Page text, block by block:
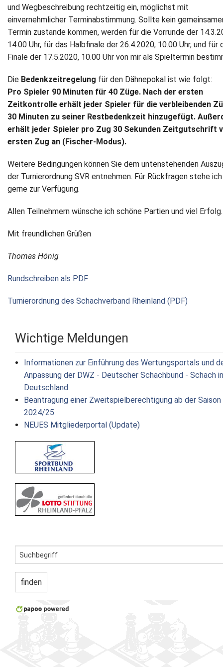
und Wegbeschreibung rechtzeitig ein, möglichst mit
einvernehmlicher Terminabstimmung. Sollte kein
Termin zustande kommen, werden für die Vorrunde der
14.00 Uhr, für das Halbfinale der 26.4.2020, 10.00 Uhr, und für
Finale der 17.5.2020, 10.00 Uhr von mir als Spieltermin
Die Bedenkzeitregelung für den Dähnepokal ist wie folgt:
Pro Spieler 90 Minuten für 40 Züge. Nach der ersten
Zeitkontrolle erhält jeder Spieler für die verbleibenden
30 Minuten zu seiner Restbedenkzeit hinzugefügt.
erhält jeder Spieler pro Zug 30 Sekunden Zeitgutschrift
ersten Zug an (Fischer-Modus).
Weitere Bedingungen können Sie dem untenstehenden
der Turnierordnung SVR entnehmen. Für Rückfragen stehe ich
gerne zur Verfügung.
Allen Teilnehmern wünsche ich schöne Partien und viel Erfolg.
Mit freundlichen Grüßen
Thomas Hönig
Rundschreiben als PDF
Turnierordnung des Schachverband Rheinland (PDF)
Wichtige Meldungen
Informationen zur Einführung des Wertungsportals und
Anpassung der DWZ - Deutscher Schachbund - Schach in
Deutschland
Beantragung einer Zweitspielberechtigung ab der Saison
2024/25
NEUES Mitgliederportal (Update)